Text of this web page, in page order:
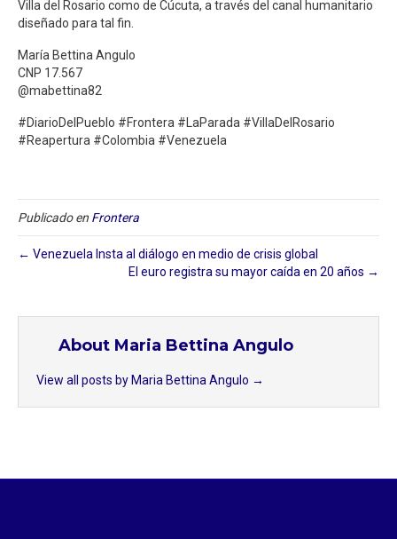
Villa del Rosario como de Cúcuta, a través del canal humanitario
diseñado para tal fin.
María Bettina Angulo
CNP 17.567
@mabettina82
#DiarioDelPueblo #Frontera #LaParada #VillaDelRosario
#Reapertura #Colombia #Venezuela
Publicado en Frontera
← Venezuela Insta al diálogo en medio de crisis global
El euro registra su mayor caída en 20 años →
About Maria Bettina Angulo
View all posts by Maria Bettina Angulo →